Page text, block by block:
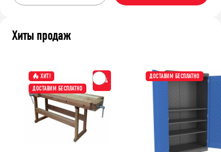
Хиты продаж
ХИТ!
ДОСТАВИМ БЕСПЛАТНО
-15%
ДОСТАВИМ БЕСПЛАТНО